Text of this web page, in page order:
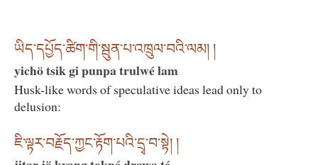
ཡིད་དཔྱོད་ཚིག་གི་སྦུན་པ་འཁྲུལ་བའི་ལམ། །
yichö tsik gi punpa trulwé lam
Husk-like words of speculative ideas lead only to
delusion:
ཇི་ལྟར་བརྗོད་ཀྱང་རྟོག་པའི་དྲྭ་བ་སྟེ། །